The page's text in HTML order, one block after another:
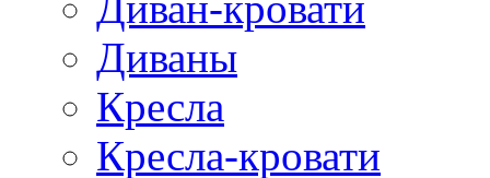
Диваны
Кресла
Кресла-кровати